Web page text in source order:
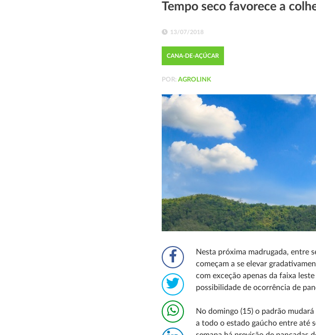
Tempo seco favorece a
13/07/2018
CANA-DE-AÇÚCAR
POR:AGROLINK
Nesta próxima madrugada, entre
começam a se elevar
com exceção apenas da faixa
possibilidade de ocorrência de
No domingo (15) o padrão
a todo o estado gaúcho entre até